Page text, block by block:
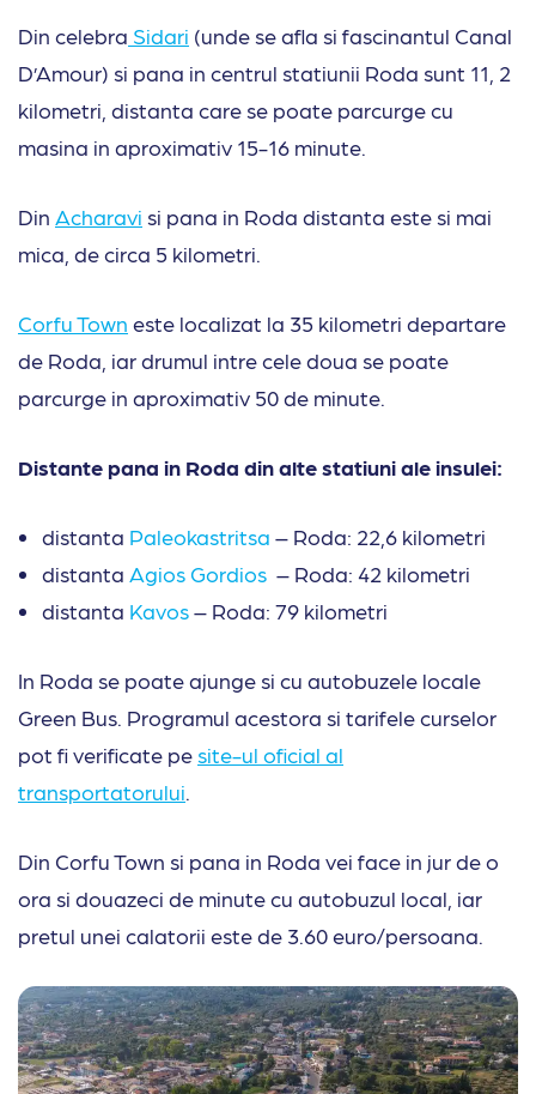
Din celebra Sidari (unde se afla si fascinantul Canal
D’Amour) si pana in centrul statiunii Roda sunt 11, 2
kilometri, distanta care se poate parcurge cu
masina in aproximativ 15-16 minute.
Din Acharavi si pana in Roda distanta este si mai
mica, de circa 5 kilometri.
Corfu Town este localizat la 35 kilometri departare
de Roda, iar drumul intre cele doua se poate
parcurge in aproximativ 50 de minute.
Distante pana in Roda din alte statiuni ale insulei:
distanta Paleokastritsa – Roda: 22,6 kilometri
distanta Agios Gordios – Roda: 42 kilometri
distanta Kavos– Roda: 79 kilometri
In Roda se poate ajunge si cu autobuzele locale
Green Bus. Programul acestora si tarifele curselor
pot fi verificate pe site-ul oficial al
transportatorului
Din Corfu Town si pana in Roda vei face in jur de o
ora si douazeci de minute cu autobuzul local, iar
pretul unei calatorii este de 3.60 euro/persoana.